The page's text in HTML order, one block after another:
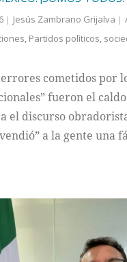
Jesús Zambrano Grijalva
, Partidos polìticos,
cometidos por
fueron el
el discurso
a la gente una